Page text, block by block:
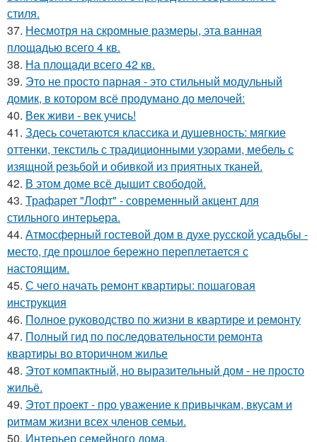
стиля.
37. Несмотря на скромные размеры, эта ванная
площадью всего 4 кв.
38. На площади всего 42 кв.
39. Это не просто парная - это стильный модульный
домик, в котором всё продумано до мелочей:
40. Век живи - век учись!
41. Здесь сочетаются классика и душевность: мягкие
оттенки, текстиль с традиционными узорами, мебель с
изящной резьбой и обивкой из приятных тканей.
42. В этом доме всё дышит свободой.
43. Трафарет "Лофт" - современный акцент для
стильного интерьера.
44. Атмосферный гостевой дом в духе русской усадьбы -
место, где прошлое бережно переплетается с
настоящим.
45. С чего начать ремонт квартиры: пошаговая
инструкция
46. Полное руководство по жизни в квартире и ремонту
47. Полный гид по последовательности ремонта
квартиры во вторичном жилье
48. Этот компактный, но выразительный дом - не просто
жильё.
49. Этот проект - про уважение к привычкам, вкусам и
ритмам жизни всех членов семьи.
50. Интерьер семейного дома.